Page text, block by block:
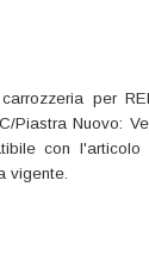
per
Piastra Nuovo:
con l'articolo
vigente.